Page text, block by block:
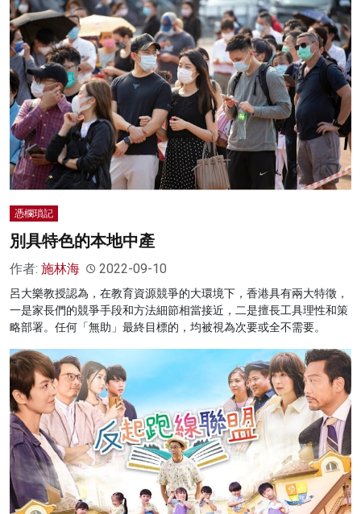
憑欄瑣記
別具特色的本地中產
作者: 施林海 2022-09-10
呂大樂教授認為，在教育資源競爭的大環境下，香港具有兩大特徵，
一是家長們的競爭手段和方法細節相當接近，二是擅長工具理性和策
略部署。任何「無助」最終目標的，均被視為次要或全不需要。